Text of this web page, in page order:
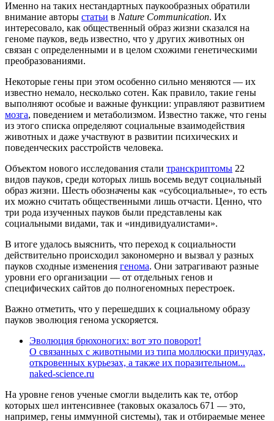
Именно на таких нестандартных паукообразных обратили
внимание авторы статьи в Nature Communication. Их
интересовало, как общественный образ жизни сказался на
геноме пауков, ведь известно, что у других животных он
связан с определенными и в целом схожими генетическими
преобразованиями.
Некоторые гены при этом особенно сильно меняются — их
известно немало, несколько сотен. Как правило, такие гены
выполняют особые и важные функции: управляют развитием
мозга, поведением и метаболизмом. Известно также, что гены
из этого списка определяют социальные взаимодействия
животных и даже участвуют в развитии психических и
поведенческих расстройств человека.
Объектом нового исследования стали транскриптомы 22
видов пауков, среди которых лишь восемь ведут социальный
образ жизни. Шесть обозначены как «субсоциальные», то есть
их можно считать общественными лишь отчасти. Ценно, что
три рода изученных пауков были представлены как
социальными видами, так и «индивидуалистами».
В итоге удалось выяснить, что переход к социальности
действительно происходил закономерно и вызвал у разных
пауков сходные изменения генома. Они затрагивают разные
уровни его организации — от отдельных генов и
специфических сайтов до полногеномных перестроек.
Важно отметить, что у перешедших к социальному образу
пауков эволюция генома ускоряется.
Эволюция брюхоногих: вот это поворот!
О связанных с животными из типа моллюски причудах,
откровенных курьезах, а также их поразительном...
naked-science.ru
На уровне генов ученые смогли выделить как те, отбор
которых шел интенсивнее (таковых оказалось 671 — это,
например, гены иммунной системы), так и отбираемые менее